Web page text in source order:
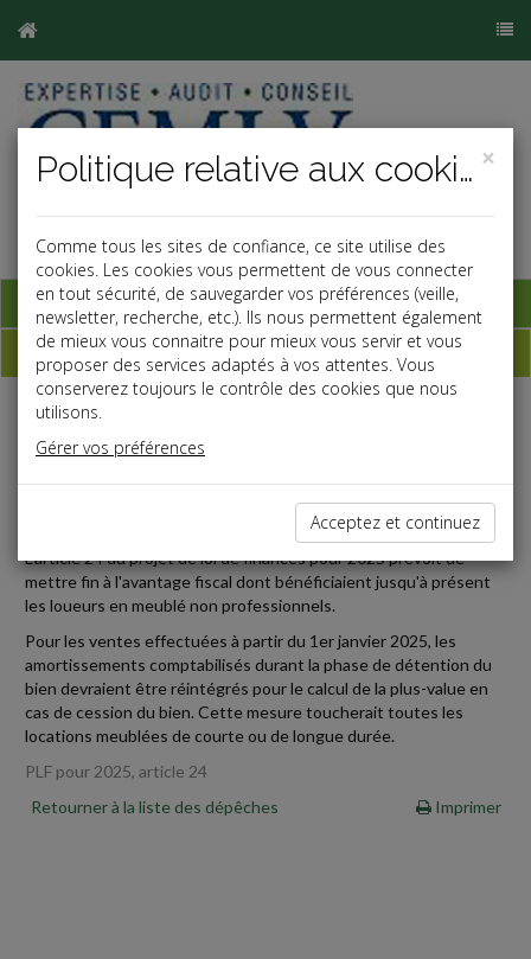
Base documentaire
Dépêches
Fiscal TPE
L'article 24 du projet de loi de finances pour 2025 prévoit de
mettre fin à l'avantage fiscal dont bénéficiaient jusqu'à présent
les loueurs en meublé non professionnels.
Pour les ventes effectuées à partir du 1er janvier 2025, les
amortissements comptabilisés durant la phase de détention du
bien devraient être réintégrés pour le calcul de la plus-value en
cas de cession du bien. Cette mesure toucherait toutes les
locations meublées de courte ou de longue durée.
PLF pour 2025, article 24
Retourner à la liste des dépêches
Imprimer
×
Politique relative aux cookies
Comme tous les sites de confiance, ce site utilise des
cookies. Les cookies vous permettent de vous connecter
en tout sécurité, de sauvegarder vos préférences (veille,
newsletter, recherche, etc.). Ils nous permettent également
de mieux vous connaitre pour mieux vous servir et vous
proposer des services adaptés à vos attentes. Vous
conserverez toujours le contrôle des cookies que nous
utilisons.
Gérer vos préférences
Acceptez et continuez